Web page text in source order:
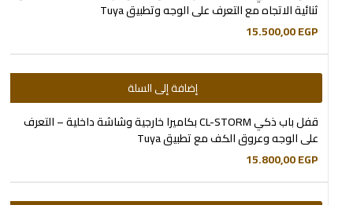
ثنائية الاتجاه مع التعرف على الوجه وتطبيق Tuya
15.500,00EGP
إضافة إلى السلة
قفل باب ذكي CL-STORM بكاميرا خارجية وشاشة داخلية – التعرف
على الوجه وعروق الكف مع تطبيق Tuya
15.800,00EGP